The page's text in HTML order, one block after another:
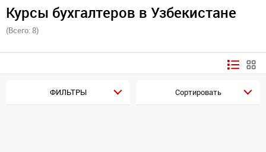
Курсы бухгалтеров в Узбекистане
(Всего: 8)
ФИЛЬТРЫ Сортировать